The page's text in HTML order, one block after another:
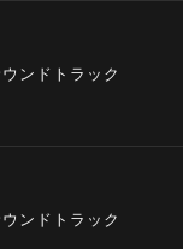
ンドトラック
ンドトラック